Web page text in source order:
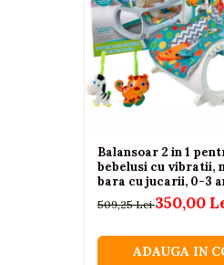
Scaune de masa
Accesorii pentru hranire
Seturi de hranire
Cani, pahare si accesorii
Balansoar 2 in 1
bebelusi cu vibratii,
bara cu jucarii, 0-3
509,25 Lei350,00
ADAUGA IN